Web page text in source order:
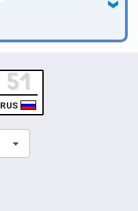
RUS